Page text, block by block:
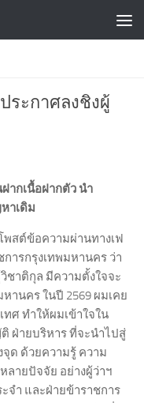
ระกาศลงชิงผู้
ากเนื้อฝากตัว นำ
าเดิม
พสต์ข้อความผ่านทางเฟ
ารกรุงเทพมหานคร ว่า
ชาติกุล มีความตั้งใจจะ
านคร ในปี 2569 ผมเคย
ศ ทำให้ผมเข้าใจใน
ฝ่ายบริหาร ที่จะนำไปสู่
ด ด้วยความรู้ ความ
ลายปัจจัย อย่างผู้ว่าฯ
จำ และฝ่ายข้าราชการ